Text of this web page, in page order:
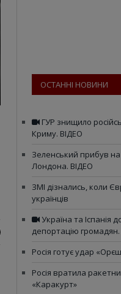
ОСТАННІ НОВИНИ
ГУР знищило
Криму. ВІДЕО
Зеленський прибув
Лондона. ВІДЕО
ЗМІ дізнались, коли
українців
Україна та Іспанія
депортацію громадян.
Росія готує удар
Росія вратила
«Каракурт»